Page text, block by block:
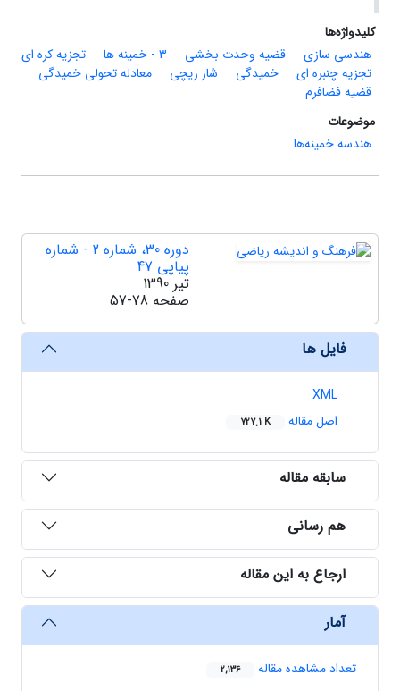
کلیدواژه‌ها
هندسی سازی
قضیه وحدت بخشی 3 - خمینه ها
تجزیه کره ای
تجزیه چنبره ای
خمیدگی شار ریچی
معادله تحولی خمیدگی
قضیه فضافرم
موضوعات
هندسه خمینه‌ها
دوره 30، شماره 2 - شماره
پیاپی 47
تیر 1390
صفحه 57-78
فایل ها
XML
اصل مقاله
727.1 K
سابقه مقاله
هم رسانی
ارجاع به این مقاله
آمار
تعداد مشاهده مقاله 2,136